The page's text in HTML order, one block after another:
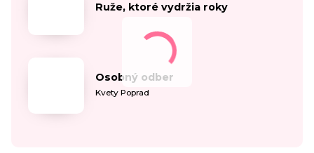
Ruže, ktoré vydržia roky
Osobný odber
Kvety Poprad